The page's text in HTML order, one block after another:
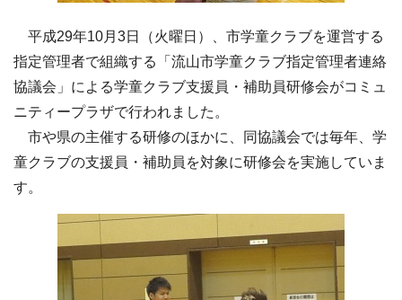
平成29年10月3日（火曜日）、市学童クラブを運営する
指定管理者で組織する「流山市学童クラブ指定管理者連絡
協議会」による学童クラブ支援員・補助員研修会がコミュ
ニティープラザで行われました。
市や県の主催する研修のほかに、同協議会では毎年、学
童クラブの支援員・補助員を対象に研修会を実施していま
す。